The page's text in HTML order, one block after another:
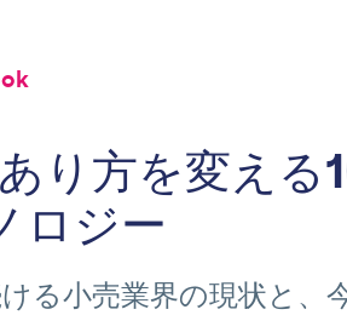
り方を変える
ロジー
る小売業界の現状と、